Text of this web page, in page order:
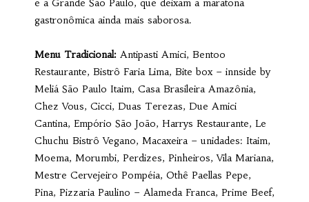
e a Grande São Paulo, que deixam a maratona
gastronômica ainda mais saborosa.
Menu Tradicional: Antipasti Amici, Bentoo
Restaurante, Bistrô Faria Lima, Bite box – innside by
Meliá São Paulo Itaim, Casa Brasileira Amazônia,
Chez Vous, Cicci, Duas Terezas, Due Amici
Cantina, Empório São João, Harrys Restaurante, Le
Chuchu Bistrô Vegano, Macaxeira – unidades: Itaim,
Moema, Morumbi, Perdizes, Pinheiros, Vila Mariana,
Mestre Cervejeiro Pompéia, Othê Paellas Pepe,
Pina, Pizzaria Paulino – Alameda Franca, Prime Beef,